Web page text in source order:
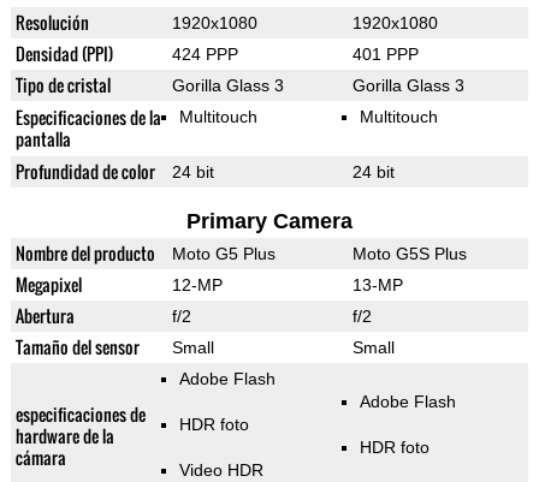
Resolución 1920x1080 1920x1080
Densidad (PPI) 424 PPP 401 PPP
Tipo de cristal Gorilla Glass 3 Gorilla Glass 3
Especificaciones de la
pantalla
Multitouch Multitouch
Profundidad de color 24 bit 24 bit
Primary Camera
Nombre del producto Moto G5 Plus Moto G5S Plus
Megapixel 12-MP 13-MP
Abertura f/2 f/2
Tamaño del sensor Small Small
especificaciones de
hardware de la
cámara
Adobe Flash
HDR foto
Video HDR
Adobe Flash
HDR foto